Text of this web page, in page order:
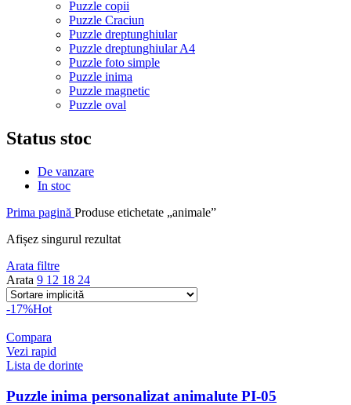
Puzzle copii
Puzzle Craciun
Puzzle dreptunghiular
Puzzle dreptunghiular A4
Puzzle foto simple
Puzzle inima
Puzzle magnetic
Puzzle oval
Status stoc
De vanzare
In stoc
Prima pagină Produse etichetate „animale”
Afișez singurul rezultat
Arata filtre
Arata 9 12 18 24
-17%Hot
Compara
Vezi rapid
Lista de dorinte
Puzzle inima personalizat animalute PI-05